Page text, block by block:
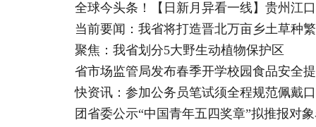
全球今头条！【日新月异看一线】贵州江
当前要闻：我省将打造晋北万亩乡土草种
聚焦：我省划分5大野生动植物保护区
省市场监管局发布春季开学校园食品安全
快资讯：参加公务员笔试须全程规范佩戴
团省委公示“中国青年五四奖章”拟推报对